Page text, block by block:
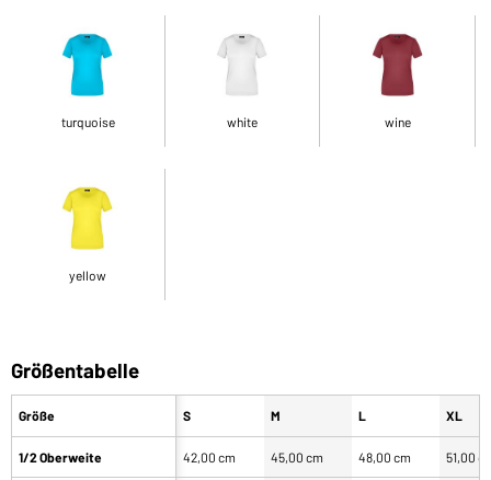
turquoise white wine
yellow
Größentabelle
Größe
1/2 Oberweite
S M L XL
42,00 cm 45,00 cm 48,00 cm 51,00